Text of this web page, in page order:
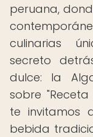
peruana,
culinarias
secreto
dulce: la
sobre
te invitamos
bebida